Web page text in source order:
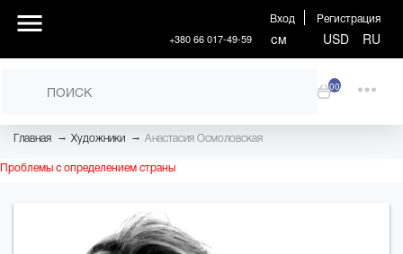
Вход Регистрация
+380 66 017-49-59 см USD RU
00
Главная → Художники → Анастасия Осмоловская
Проблемы с определением страны